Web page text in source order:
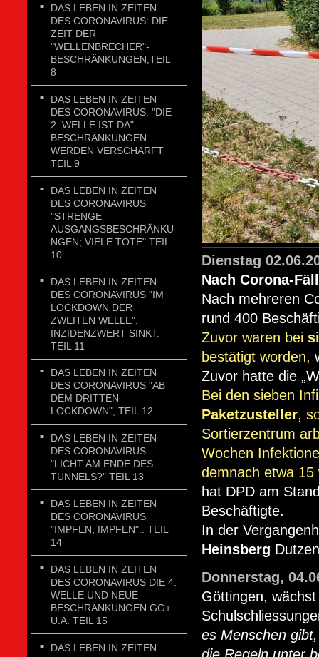
DAS LEBEN IN ZEITEN
DES CORONAVIRUS: DIE
ZEIT DER
"WELLENBRECHER"-
BESCHRÄNKUNGEN,TEIL
8
DAS LEBEN IN ZEITEN
DES CORONAVIRUS: "DIE
2. WELLE IST DA"-
BESCHRÄNKUNGEN
WERDEN VERSCHÄRFT
TEIL 9
DAS LEBEN IN ZEITEN
DES CORONAVIRUS
"STRENGE
AUSGANGSBESCHRÄNKU
NGEN; VIELE TOTE" TEIL
10
DAS LEBEN IN ZEITEN
DES CORONAVIRUS "IM
LOCKDOWN DER
ZWEITEN WELLE",
INZIDENZWERT SINKT.
TEIL 11
DAS LEBEN IN ZEITEN
DES CORONAVIRUS "AB
DEM DRITTEN
LOCKDOWN", TEIL 12
DAS LEBEN IN ZEITEN
DES CORONAVIRUS
"LICHT AM ENDE DES
TUNNELS?" TEIL 13
DAS LEBEN IN ZEITEN
DES CORONAVIRUS
"IMPFEN, IMPFEN".. TEIL
14
DAS LEBEN IN ZEITEN
DES CORONAVIRUS DIE 4.
WELLE UND NEUE
BESCHRÄNKUNGEN GG+
U.A. TEIL 15
DAS LEBEN IN ZEITEN
Dienstag
Nach Corona-
Nach mehreren
rund 400
Zuvor waren bei
bestätigt worden,
Zuvor hatte die
Bei den sieben
Paketzusteller,
Sortierzentrum
Wochen
demnach etwa
hat DPD am
Beschäftigte.
In der
Heinsberg
Donnerstag,
Göttingen,
es Menschen